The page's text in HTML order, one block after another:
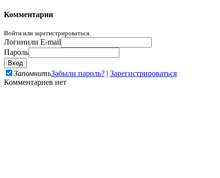
Комментарии
Войти или зарегистрироваться.
Логинили E-mail
Пароль
ЗапомнитьЗабыли пароль? | Зарегистрироваться
Комментариев нет